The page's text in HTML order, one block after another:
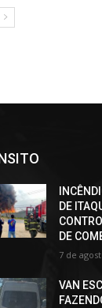
DE
DE
7 de
VAN